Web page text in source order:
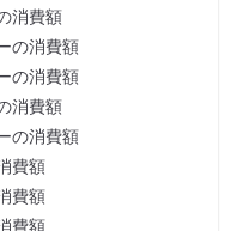
消費額
の消費額
の消費額
消費額
の消費額
費額
費額
費額